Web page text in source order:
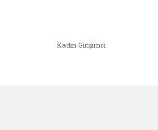
Kadın Girişimci